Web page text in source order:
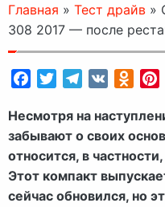
Главная » Тест драйв »
308 2017 — после
FacebookTwitterTelegram
VK
Несмотря на
забывают о своих
относится, в
Этот компакт
сейчас обновился, но